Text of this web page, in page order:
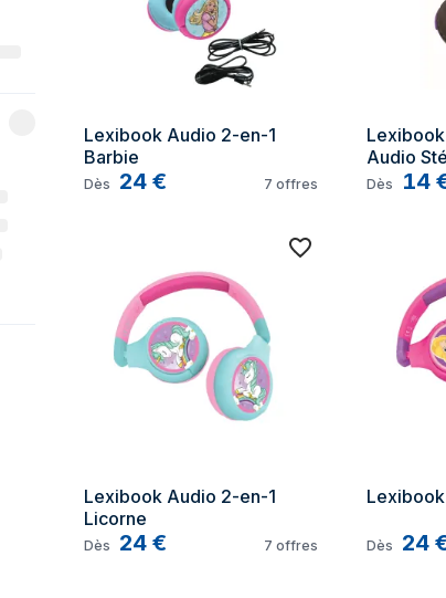
Lexibook Audio 2-en-1
Barbie
Dès 24 € 7 offres
Audio
Dès 14
Lexibook Audio 2-en-1
Licorne
Dès 24 € 7 offres Dès 24